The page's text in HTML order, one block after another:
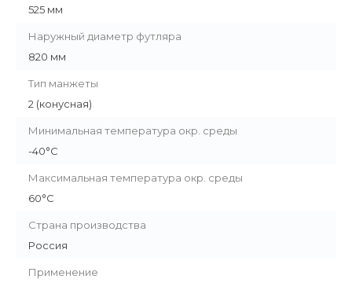
525 мм
Наружный диаметр футляра
820 мм
Тип манжеты
2 (конусная)
Минимальная температура окр. среды
-40°C
Максимальная температура окр. среды
60°C
Страна производства
Россия
Применение